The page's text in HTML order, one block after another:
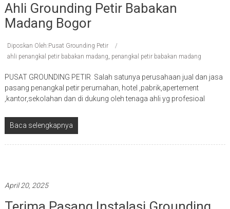
Ahli Grounding Petir Babakan
Madang Bogor
Diposkan Oleh:Pusat Grounding Petir
ahli penangkal petir babakan madang, penangkal petir babakan madang
PUSAT GROUNDING PETIR Salah satunya perusahaan jual dan jasa
pasang penangkal petir perumahan, hotel ,pabrik,apertement
,kantor,sekolahan dan di dukung oleh tenaga ahli yg profesioal
Baca selengkapnya
April 20, 2025